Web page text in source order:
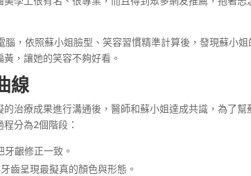
，依照蘇小姐臉型、笑容習慣精準計算後，發現蘇小姐
，讓她的笑容不夠好看。
線
治療成果進行溝通後，醫師和蘇小姐達成共識，為了幫
分為2個階段：
齦修正一致。
齒呈現最擬真的顏色與形態。